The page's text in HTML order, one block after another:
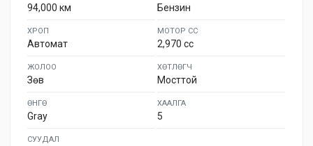
94,000 км Бензин
ХРОП
Автомат
МОТОР СС
2,970 cc
ЖОЛОО
Зөв
ХӨТЛӨГЧ
Мосттой
ӨНГӨ
Gray
ХААЛГА
5
СУУДАЛ